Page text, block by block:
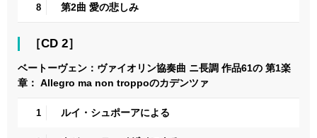
8 第2曲 愛の悲しみ
［CD 2］
ベートーヴェン：ヴァイオリン協奏曲 ニ長調 作品61の 第1楽
章： Allegro ma non troppoのカデンツァ
1 ルイ・シュポーアによる